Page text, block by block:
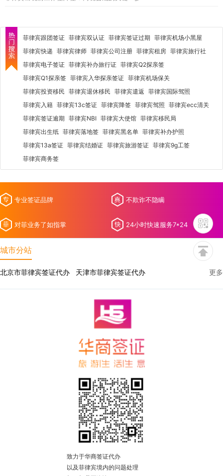
菲律宾跟团签证 菲律宾双认证 菲律宾签证过期 菲律宾机场小黑屋
菲律宾快递 菲律宾律师 菲律宾公司注册 菲律宾租房 菲律宾旅行社
菲律宾电子签证 菲律宾补办旅行证 菲律宾Q2探亲签
菲律宾Q1探亲签 菲律宾入华探亲签证 菲律宾机场保关
菲律宾投资移民 菲律宾退休移民 菲律宾遣返
菲律宾国际驾照
菲律宾入籍 菲律宾13c签证 菲律宾降签 菲律宾驾照 菲律宾ecc清关
菲律宾签证逾期 菲律宾NBI 菲律宾大使馆 菲律宾移民局
菲律宾出生纸 菲律宾落地签 菲律宾黑名单 菲律宾补办护照
菲律宾13a签证 菲律宾结婚证 菲律宾旅游签证 菲律宾9g工签
菲律宾商务签
专业签证品牌 不欺诈不隐瞒
对菲业务了如指掌 24小时快速服务7*24
城市分站
北京市菲律宾签证代办
天津市菲律宾签证代办
河北菲律宾签证代办
山西省菲律宾签证代办
辽宁省菲律宾签证代办
黑龙江省菲律宾签证代办
江苏省菲律宾签证代办
安徽省菲律宾签证代办
河南省菲律宾签证代办
湖南省菲律宾签证代办
广西菲律宾签证代办
重庆市菲律宾签证代办
四川省菲律宾签证代办
贵州省菲律宾签证代办
更多
致力于华商签证代办
以及菲律宾境内的问题处理